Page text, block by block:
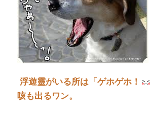
浮遊靈がいる所は「ゲホゲホ！
咳も出るワン。